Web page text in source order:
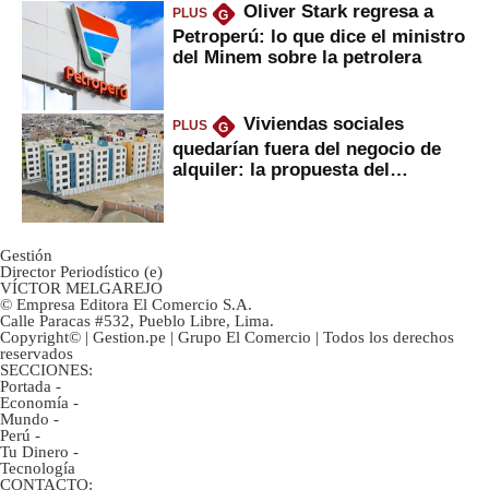
PLUS G
Oliver Stark regresa a
Petroperú: lo que dice el ministro
del Minem sobre la petrolera
PLUS G
Viviendas sociales
quedarían fuera del negocio de
alquiler: la propuesta del
Gestión
Director Periodístico (e)
VÍCTOR MELGAREJO
© Empresa Editora El Comercio S.A.
Calle Paracas #532, Pueblo Libre, Lima.
Copyright© | Gestion.pe | Grupo El Comercio | Todos los derechos
reservados
SECCIONES:
Portada -
Economía -
Mundo -
Perú -
Tu Dinero -
Tecnología
CONTACTO: